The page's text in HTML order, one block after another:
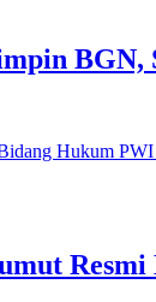
Resmi